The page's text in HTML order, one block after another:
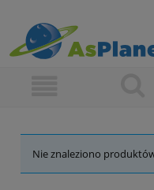
Nie znaleziono